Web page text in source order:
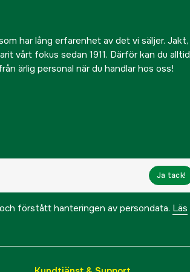
har lång erfarenhet av det vi säljer. Jakt,
vårt fokus sedan 1911. Därför kan du alltid
ärlig personal när du handlar hos oss!
Ja tack!
förstått hanteringen av persondata. Läs